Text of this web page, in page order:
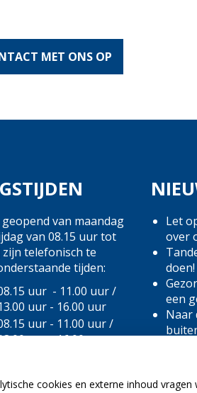
MET ONS OP
van maandag
van 08.15 uur tot
zijn telefonisch te
tijden:
uur - 11.00 uur /
uur - 16.00 uur
uur - 11.00 uur /
uur - 16.00 uur
uur - 11.00 uur /
Let
over
doen!
een
Naar
cookies en externe inhoud